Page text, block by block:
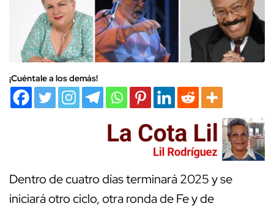
¡Cuéntale a los demás!
Dentro de cuatro días terminará 2025 y se
iniciará otro ciclo, otra ronda de Fe y de